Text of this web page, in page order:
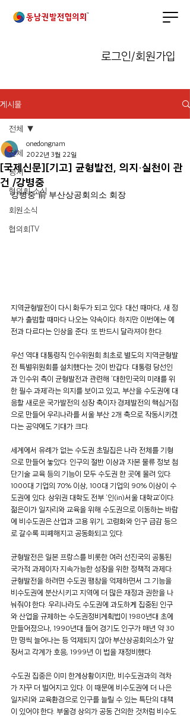
로그인/회원가입
게시물
전체
공지
협의회 소식
회원소식
협의회TV
전체
[국제신문][기고] 균형발전, 의지·실천이 관
건 /강병중
onedongnam
2022년 3월 22일
강병중 前 부산상공회의소 회장
지역균형발전이 다시 화두가 되고 있다. 대선 때마다, 새 정
부가 출범할 때마다 나오는 약속이다. 하지만 이번에는 예
전과 다르다는 인상을 준다. 또 반드시 달라져야 한다.
우선 역대 대통령직 인수위원회 최초로 별도의 지역균형발
전 특별위원회를 설치했다는 것이 반갑다. 대통령 당선인
과 인수위 측이 균형발전과 관련해 ‘대한민국의 미래를 위
한 필수 과제’라는 의지를 보이고 있고, 부산을 수도권에 대
응할 새로운 국가발전의 성장 축이자 경제발전의 핵심거점
으로 만들어 우리나라를 서울 부산 2개 축으로 작동시키겠
다는 공약에도 기대가 크다.
세계에서 유례가 없는 수도권 초밀집은 나라 전체를 기형
으로 만들어 놓았다. 인구의 절반 이상과 자본 물류 정보 첨
단기술 교육 등의 기능이 모두 수도권 한 곳에 몰려 있다.
1000대 기업의 70% 이상, 100대 기업의 90% 이상이 수
도권에 있다. 상위권 대학도 전부 ‘인(in)서울 대학교’이다.
젊은이가 일자리와 교육을 위해 수도권으로 이동하는 바람
에 비수도권은 산업과 고용 위기, 고령화와 인구 급감 등으
로 갈수록 피폐해지고 공동화되고 있다.
균형발전은 일본 프랑스를 비롯한 여러 선진국의 공통된
국가적 과제이자 지속가능한 성장을 위한 정책적 과제다.
균형발전을 하려면 수도권 팽창을 억제하면서 그 기능을
비수도권에 분산시키고 지역에 더 많은 재정과 권한을 나
눠줘야 한다. 우리나라도 수도권에 과도하게 집중된 인구
와 산업을 규제하는 수도권정비계획법이 1980년대 초에
만들어졌으나, 1990년대 들어 경기도 인구가 매년 약 30
만 명씩 늘어나는 등 억제되지 않아 부산상공회의소가 앞
장서고 각계가 호응, 1999년 이 법을 재정비했다.
수도권 집중은 이미 한계상황이지만, 비수도권과의 격차
가 자꾸 더 벌어지고 있다. 이 때문에 비수도권에 더 나은
일자리와 교육환경으로 인구를 늘릴 수 있는 특단의 대책
이 있어야 한다. 부울경 상의가 공동 건의한 것처럼 비수도